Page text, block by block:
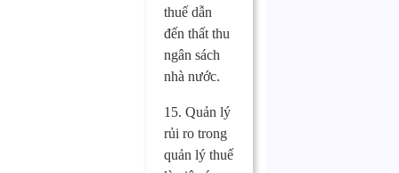
thuế dẫn
đến thất thu
ngân sách
nhà nước.
15. Quản lý
rủi ro trong
quản lý thuế